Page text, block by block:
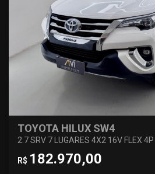
TOYOTA HILUX SW4
2.7 SRV 7 LUGARES 4X2 16V FLEX
R$ 182.970,00